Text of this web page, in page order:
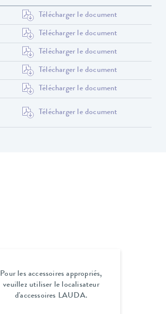
Télécharger le document
Télécharger le document
Télécharger le document
Télécharger le document
Télécharger le document
Télécharger le document
Pour les accessoires appropriés,
veuillez utiliser le localisateur
d'accessoires LAUDA.